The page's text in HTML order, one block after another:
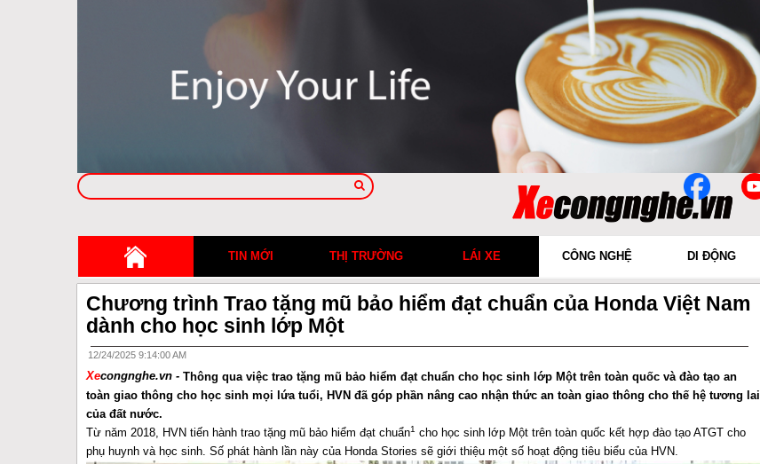
TIN MỚI THỊ TRƯỜNG LÁI XE CÔNG NGHỆ DI ĐỘNG
Chương trình Trao tặng mũ bảo hiểm đạt chuẩn của Honda Việt Nam
dành cho học sinh lớp Một
12/24/2025 9:14:00 AM
Xecongnghe.vn - Thông qua việc trao tặng mũ bảo hiểm đạt chuẩn cho học sinh lớp Một trên toàn quốc và đào tạo an
toàn giao thông cho học sinh mọi lứa tuổi, HVN đã góp phần nâng cao nhận thức an toàn giao thông cho thế hệ tương lai
của đất nước.
Từ năm 2018, HVN tiến hành trao tặng mũ bảo hiểm đạt chuẩn1 cho học sinh lớp Một trên toàn quốc kết hợp đào tạo ATGT cho
phụ huynh và học sinh. Số phát hành lần này của Honda Stories sẽ giới thiệu một số hoạt động tiêu biểu của HVN.